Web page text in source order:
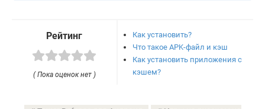
Рейтинг
( Пока оценок нет )
Как установить?
Что такое APK-файл и кэш
Как установить приложения с
кэшем?